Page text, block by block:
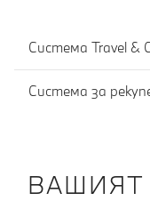
Система Travel &
Система за
ВАШИЯТ